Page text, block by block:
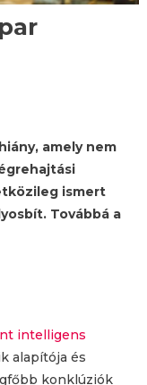
amely nem
ismert
Továbbá a
intelligens
alapítója és
konklúziók